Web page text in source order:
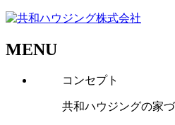
MENU
コンセプト
共和ハウジングの家